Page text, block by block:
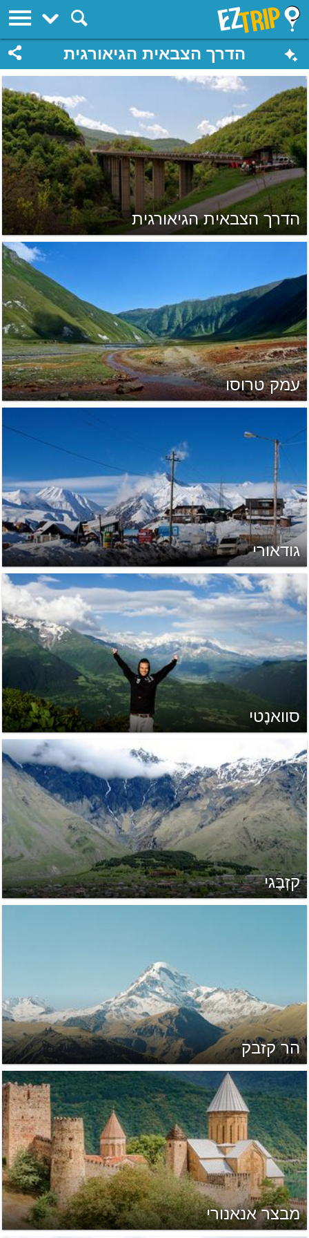
EZTrip
הדרך הצבאית הגיאורגית
הדרך הצבאית הגיאורגית
עמק טרוסו
גודאורי
סוואנֶטי
קזְבֶּגי
הר קזבק
מבצר אנאנורי